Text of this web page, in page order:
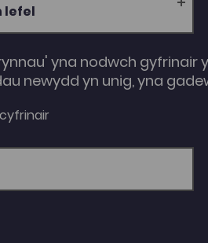
lefel
yna nodwch gyfrinair
newydd yn unig, yna